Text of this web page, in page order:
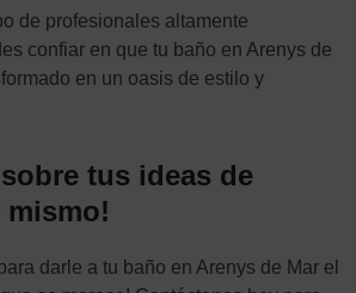
de profesionales altamente
confiar en que tu baño en Arenys de
en un oasis de estilo y
tus ideas de
darle a tu baño en Arenys de Mar el